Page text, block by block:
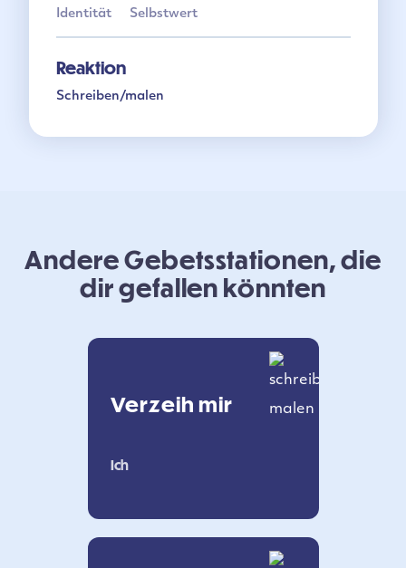
Identität
Selbstwert
Reaktion
Schreiben/malen
Andere Gebetsstationen, die
dir gefallen könnten
Verzeih mir
Ich